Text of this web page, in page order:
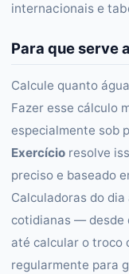
internacionais e
Para que serve
Calcule quanto
Fazer esse cálculo
especialmente sob
Exercício resolve
preciso e baseado
Calculadoras do
cotidianas — desde
até calcular o troco
regularmente para